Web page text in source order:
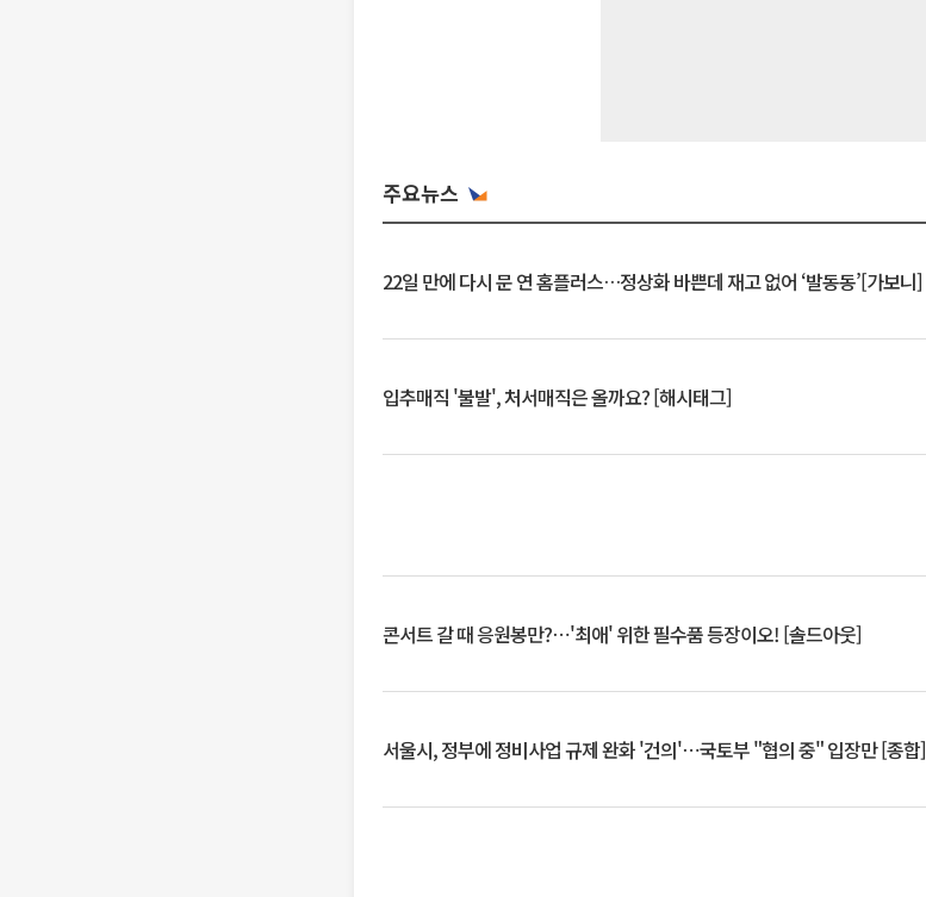
주요뉴스
22일 만에 다시 문 연 홈플러스…정상화 바쁜데 재고 없어 ‘발동동’[가보니]
입추매직 '불발', 처서매직은 올까요? [해시태그]
콘서트 갈 때 응원봉만?⋯'최애' 위한 필수품 등장이오! [솔드아웃]
서울시, 정부에 정비사업 규제 완화 '건의'⋯국토부 "협의 중" 입장만 [종합]